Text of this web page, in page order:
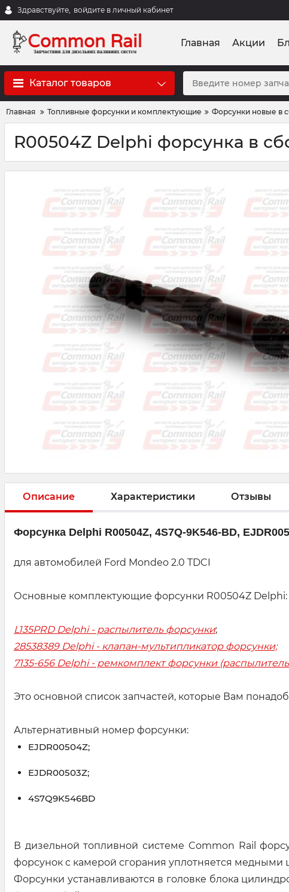
Здравствуйте, войдите в личный кабинет
Главная Акции
Каталог товаров
Главная Топливные форсунки и комплектующие Форсунки новые в
R00504Z Delphi форсунка в
Описание Характеристики Отзывы
Форсунка Delphi R00504Z, 4S7Q-9K546-BD,
для автомобилей Ford Mondeo 2.0 TDCI
Основные комплектующие форсунки R00504Z Delphi:
L135PRD Delphi - распылитель форсунки;
28538389 Delphi - клапан-мультипликатор форсунки;
7135-656 Delphi - ремкомплект форсунки
Это основной список запчастей, которые Вам
Альтернативный номер форсунки:
EJDR00504Z;
EJDR00503Z;
4S7Q9K546BD
В дизельной топливной системе Common Rail
форсунок с камерой сгорания уплотняется медными
Форсунки устанавливаются в головке блока